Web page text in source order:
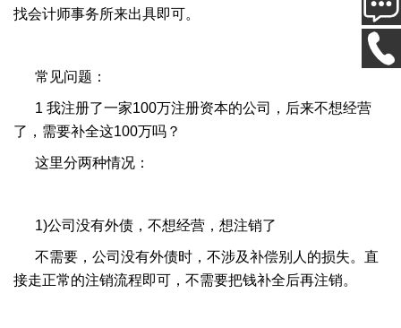
找会计师事务所来出具即可。
常见问题：
1 我注册了一家100万注册资本的公司，后来不想经营
了，需要补全这100万吗？
这里分两种情况：
1)公司没有外债，不想经营，想注销了
不需要，公司没有外债时，不涉及补偿别人的损失。直
接走正常的注销流程即可，不需要把钱补全后再注销。